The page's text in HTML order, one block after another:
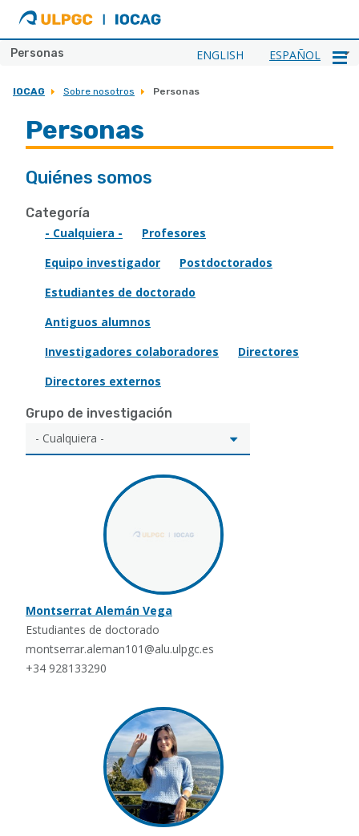
ULPGC
Ir
al
IOCAG
ENGLISH ESPAÑOL
Personas
IOCAG Sobre nosotros Personas
Personas
Quiénes somos
Categoría
- Cualquiera -
Profesores
Equipo investigador
Postdoctorados
Estudiantes de doctorado
Antiguos alumnos
Investigadores colaboradores
Directores
Directores externos
Grupo de investigación
Montserrat Alemán Vega
Estudiantes de doctorado
montserrar.aleman101@alu.ulpgc.es
+34 928133290